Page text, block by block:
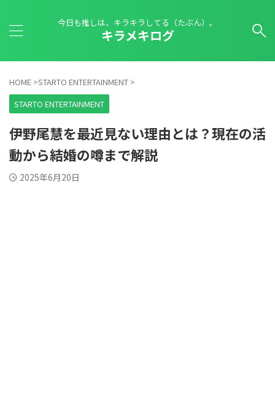
今日も推しは、キラキラしてる（たぶん）。
キラメキログ
HOME >STARTO ENTERTAINMENT >
STARTO ENTERTAINMENT
伊野尾慧を最近見ない理由とは？現在の活
動から結婚の噂まで解説
2025年6月20日